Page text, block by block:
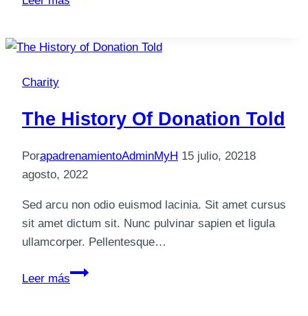
Work
Charity
The History Of Donation Told
PorapadrenamientoAdminMyH 15 julio, 20218
agosto, 2022
Sed arcu non odio euismod lacinia. Sit amet cursus
sit amet dictum sit. Nunc pulvinar sapien et ligula
ullamcorper. Pellentesque…
Leer más
The